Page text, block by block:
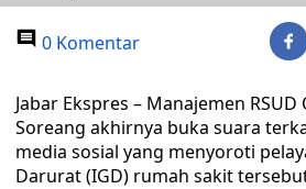
0 Komentar
Jabar Ekspres – Manajemen
Soreang akhirnya buka suara
media sosial yang menyoroti
Darurat (IGD) rumah sakit